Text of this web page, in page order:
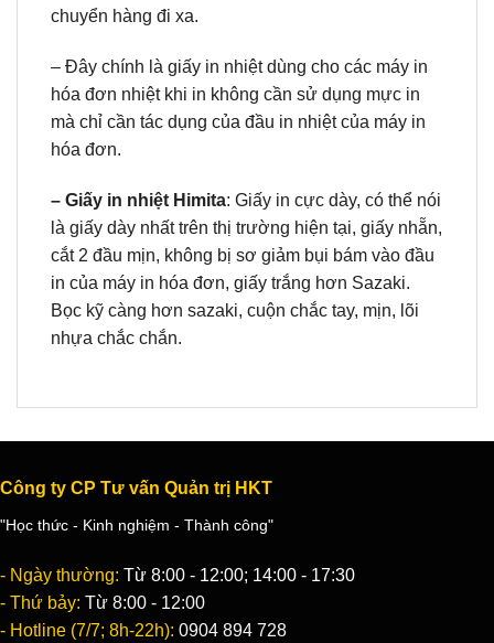
chuyển hàng đi xa.
– Đây chính là giấy in nhiệt dùng cho các máy in
hóa đơn nhiệt khi in không cần sử dụng mực in
mà chỉ cần tác dụng của đầu in nhiệt của máy in
hóa đơn.
– Giấy in nhiệt Himita: Giấy in cực dày, có thể nói
là giấy dày nhất trên thị trường hiện tại, giấy nhẵn,
cắt 2 đầu mịn, không bị sơ giảm bụi bám vào đầu
in của máy in hóa đơn, giấy trắng hơn Sazaki.
Bọc kỹ càng hơn sazaki, cuộn chắc tay, mịn, lõi
nhựa chắc chắn.
Công ty CP Tư vấn Quản trị HKT
"Học thức - Kinh nghiệm - Thành công"
- Ngày thường: Từ 8:00 - 12:00; 14:00 - 17:30
- Thứ bảy: Từ 8:00 - 12:00
- Hotline (7/7; 8h-22h): 0904 894 728